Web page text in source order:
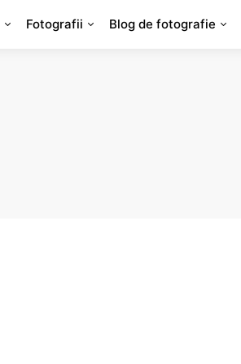
Fotografii Blog de fotografie